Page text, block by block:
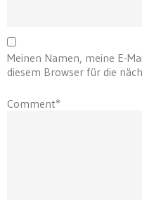
Meinen Namen, meine E-
diesem Browser für die
Comment*